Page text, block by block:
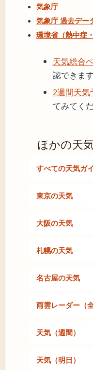
気象庁
気象庁 過去デー
環境省（熱中症
天気総合
認できます
2週間天気
てみてく
ほかの天
すべての天気ガ
東京の天気
大阪の天気
札幌の天気
名古屋の天気
雨雲レーダー（全
天気（週間）
天気（明日）